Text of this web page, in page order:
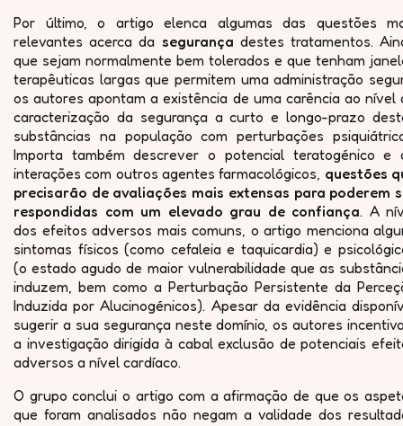
Por último, o artigo elenca algumas das questões
relevantes acerca da segurança destes tratamentos.
que sejam normalmente bem tolerados e que tenham
terapêuticas largas que permitem uma administração
os autores apontam a existência de uma carência ao nível
caracterização da segurança a curto e longo-prazo
substâncias na população com perturbações
Importa também descrever o potencial teratogénico e
interações com outros agentes farmacológicos, questões
precisarão de avaliações mais extensas para poderem
respondidas com um elevado grau de confiança. A
dos efeitos adversos mais comuns, o artigo menciona
sintomas físicos (como cefaleia e taquicardia) e
(o estado agudo de maior vulnerabilidade que as
induzem, bem como a Perturbação Persistente da
Induzida por Alucinogénicos). Apesar da evidência
sugerir a sua segurança neste domínio, os autores
a investigação dirigida à cabal exclusão de potenciais
adversos a nível cardíaco.
O grupo conclui o artigo com a afirmação de que os
que foram analisados não negam a validade dos